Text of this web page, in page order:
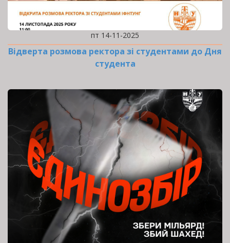
пт 14-11-2025
Відверта розмова ректора зі студентами до Дня
студента